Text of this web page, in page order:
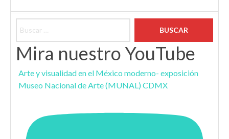
Mira nuestro YouTube
Arte y visualidad en el México moderno- exposición
Museo Nacional de Arte (MUNAL) CDMX